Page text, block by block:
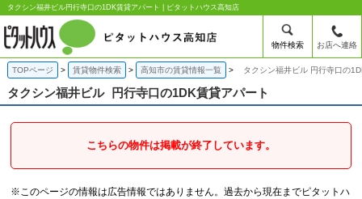
タクシン福井ビル円行寺口の1DK賃貸アパート | ピタットハウス高知店
物件検索 お店へ連絡
TOPページ 賃貸物件検索 高知市の賃貸情報一覧 タクシン福井ビル 円行寺口の
タクシン福井ビル 円行寺口の1DK賃貸アパート
こちらの物件は掲載が終了しています。
※このページの情報は広告情報ではありません。過去から現在までピタットハ